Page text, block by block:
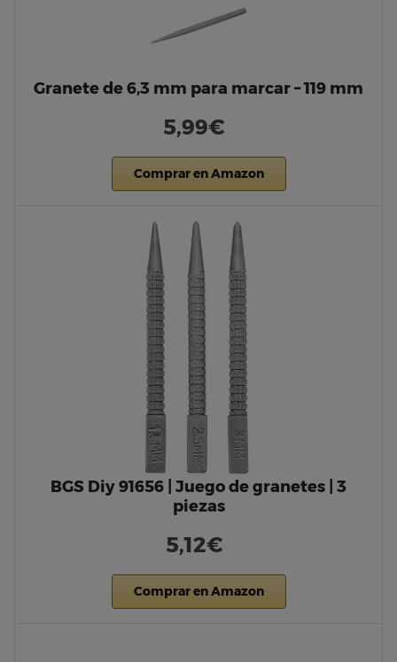
Granete de 6,3 mm para marcar – 119 mm
5,99€
Comprar en Amazon
BGS Diy 91656 | Juego de granetes | 3
piezas
5,12€
Comprar en Amazon